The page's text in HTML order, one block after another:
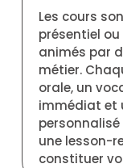
Les cours
présentiel
animés par
métier.
orale, un
immédiat et
personnalisé
une lesson-
constituer